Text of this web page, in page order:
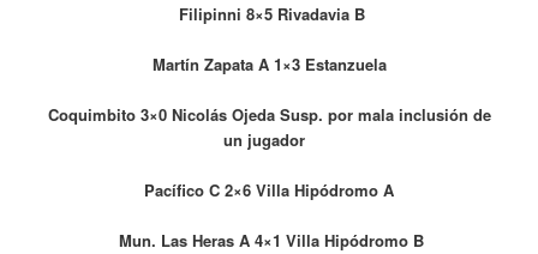
Filipinni 8×5 Rivadavia B
Martín Zapata A 1×3 Estanzuela
Coquimbito 3×0 Nicolás Ojeda Susp. por mala inclusión de
un jugador
Pacífico C 2×6 Villa Hipódromo A
Mun. Las Heras A 4×1 Villa Hipódromo B